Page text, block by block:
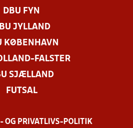
DBU FYN
JYLLAND
KØBENHAVN
FALSTER
SJÆLLAND
FUTSAL
OG PRIVATLIVS-POLITIK